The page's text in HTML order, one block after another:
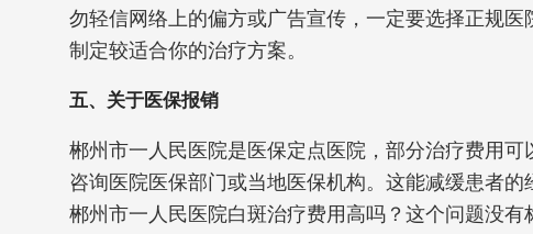
勿轻信网络上的偏方或广告宣传，一定要选择正规
制定较适合你的治疗方案。
五、关于医保报销
郴州市一人民医院是医保定点医院，部分治疗费用
咨询医院医保部门或当地医保机构。这能减缓患者的
郴州市一人民医院白斑治疗费用高吗？这个问题没